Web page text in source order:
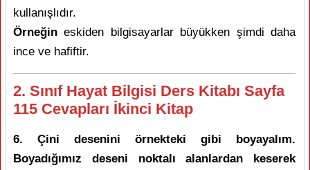
kullanışlıdır.
Örneğin eskiden bilgisayarlar büyükken şimdi daha
ince ve hafiftir.
2. Sınıf Hayat Bilgisi Ders Kitabı Sayfa
115 Cevapları İkinci Kitap
6. Çini desenini örnekteki gibi boyayalım.
Boyadığımız deseni noktalı alanlardan keserek